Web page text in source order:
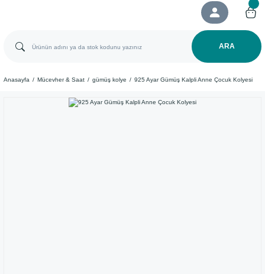
ARA
Anasayfa Mücevher & Saat gümüş kolye 925 Ayar Gümüş Kalpli Anne Çocuk Kolyesi